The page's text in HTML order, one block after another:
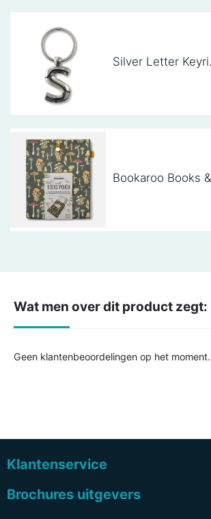
Wat men over dit product zegt:
Geen klantenbeoordelingen op het moment.
Klantenservice
Brochures uitgevers